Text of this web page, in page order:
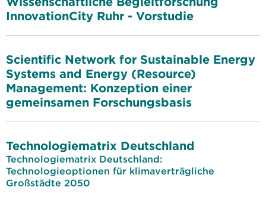
InnovationCity Ruhr - Vorstudie
Scientific Network for Sustainable Energy
Systems and Energy (Resource)
Management: Konzeption einer
gemeinsamen Forschungsbasis
Technologiematrix Deutschland
Technologiematrix Deutschland:
Technologieoptionen für klimaverträgliche
Großstädte 2050